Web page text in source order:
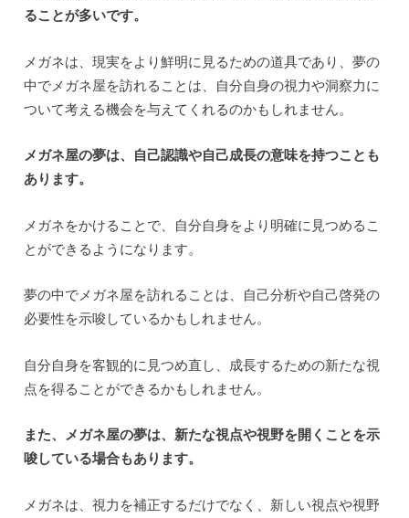
ることが多いです。
メガネは、現実をより鮮明に見るための道具であり、夢の
中でメガネ屋を訪れることは、自分自身の視力や洞察力に
ついて考える機会を与えてくれるのかもしれません。
メガネ屋の夢は、自己認識や自己成長の意味を持つことも
あります。
メガネをかけることで、自分自身をより明確に見つめるこ
とができるようになります。
夢の中でメガネ屋を訪れることは、自己分析や自己啓発の
必要性を示唆しているかもしれません。
自分自身を客観的に見つめ直し、成長するための新たな視
点を得ることができるかもしれません。
また、メガネ屋の夢は、新たな視点や視野を開くことを示
唆している場合もあります。
メガネは、視力を補正するだけでなく、新しい視点や視野